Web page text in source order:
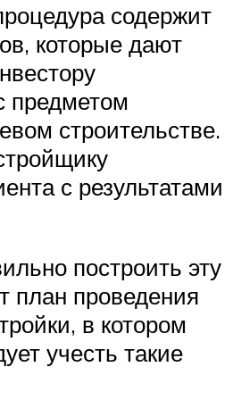
содержит
которые дают
предметом
строительстве.
с результатами
построить эту
план проведения
в котором
учесть такие